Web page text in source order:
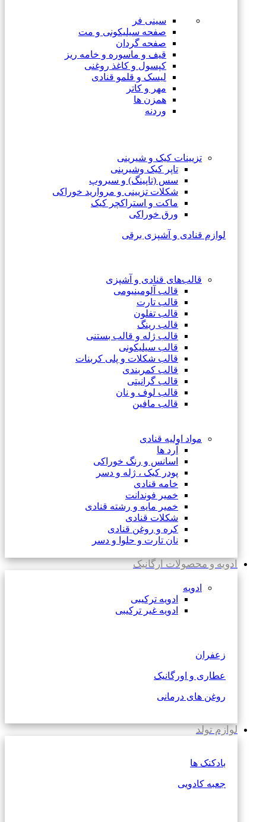
سینی فر
صفحه سیلیکونی و مت
صفحه گردان
قیف و ماسوره و خامه ریز
کپسول و کاغذ روغنی
لیسک و قلمو قنادی
مهر و کاتر
همزن ها
وردنه
تزیینات کیک و شیرینی
تاپر کیک وشیرینی
سس (تاپینگ) و سیروپ
شکلات تزیینی و مروارید خوراکی
ماکت و استراکچر کیک
ورق خوراکی
لوازم قنادی و آشپزی برقی
قالب‌های قنادی و آشپزی
قالب آلومینیومی
قالب تارت
قالب تفلون
قالب رینگ
قالب ژله و قالب بستنی
قالب سیلیکونی
قالب شکلات و پلی کربنات
قالب کمربندی
قالب گرانیتی
قالب لوف و نان
قالب مافین
مواد اولیه قنادی
آرد ها
اسانس و رنگ خوراکی
پودر کیک ، ژله و دسر
خامه قنادی
خمیر فوندانت
خمیر مایه و رشته قنادی
شکلات قنادی
کره و روغن قنادی
نان تارت و حلوا و دسر
ادویه و محصولات ارگانیک
ادویه
ادویه ترکیبی
ادویه غیر ترکیبی
زعفران
عطاری و اورگانیک
روغن های درمانی
لوازم تولد
بادکنک ها
جعبه کادویی